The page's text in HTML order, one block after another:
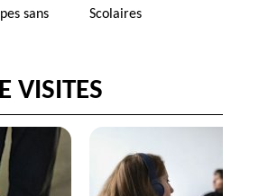
sans
Scolaires
VISITES